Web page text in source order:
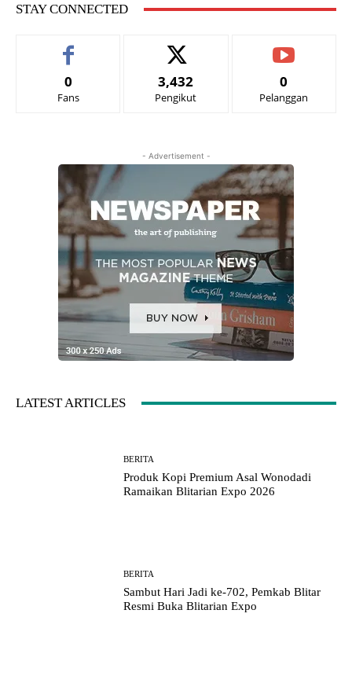
STAY CONNECTED
0
Fans
3,432
Pengikut
0
Pelanggan
- Advertisement -
LATEST ARTICLES
BERITA
Produk Kopi Premium Asal Wonodadi
Ramaikan Blitarian Expo 2026
BERITA
Sambut Hari Jadi ke-702, Pemkab Blitar
Resmi Buka Blitarian Expo